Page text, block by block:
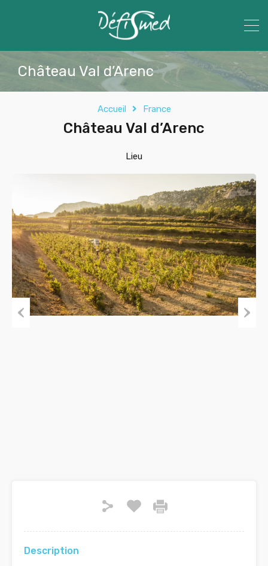
Château Val d’Arenc
Accueil France
Château Val d’Arenc
Lieu
Description